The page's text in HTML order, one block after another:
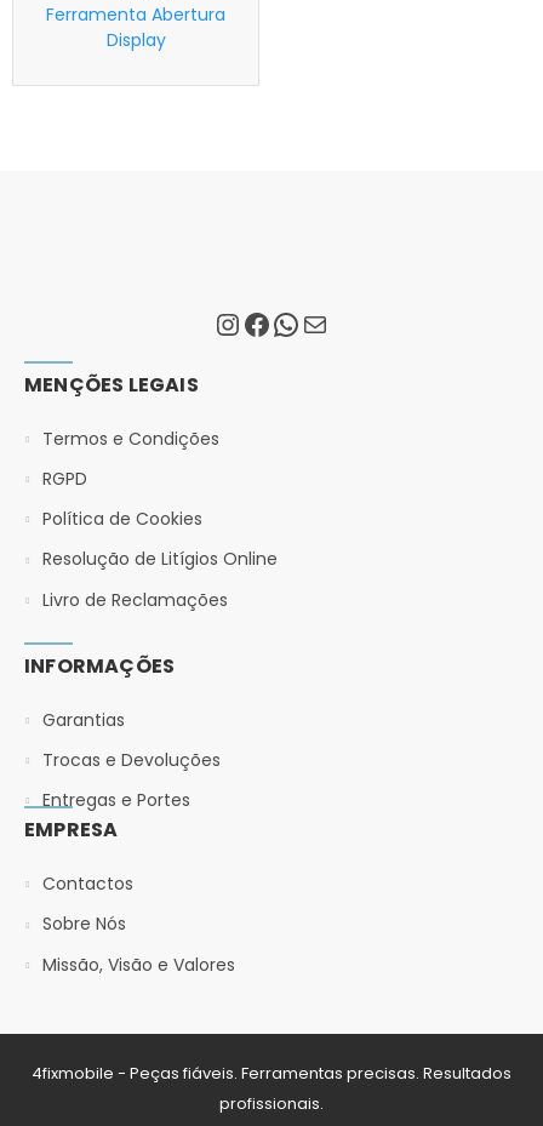
Ferramenta Abertura
Display
MENÇÕES LEGAIS
Termos e Condições
RGPD
Política de Cookies
Resolução de Litígios Online
Livro de Reclamações
INFORMAÇÕES
Garantias
Trocas e Devoluções
Entregas e Portes
EMPRESA
Contactos
Sobre Nós
Missão, Visão e Valores
4fixmobile - Peças fiáveis. Ferramentas precisas. Resultados
profissionais.